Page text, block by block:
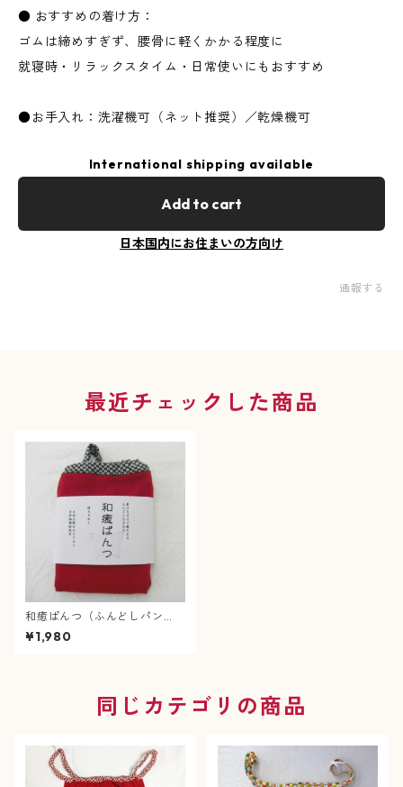
● おすすめの着け方：
ゴムは締めすぎず、腰骨に軽くかかる程度に
就寝時・リラックスタイム・日常使いにもおすすめ
●お手入れ：洗濯機可（ネット推奨）／乾燥機可
International shipping available
Add to cart
日本国内にお住まいの方向け
通報する
最近チェックした商品
和癒ぱんつ（ふんどしパン
ツ）新肌感の綿ちりめん（朱
赤）×疋田絞り（紺）
¥1,980
同じカテゴリの商品